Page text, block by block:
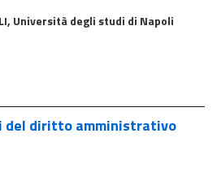
Università degli studi di Napoli
del diritto amministrativo